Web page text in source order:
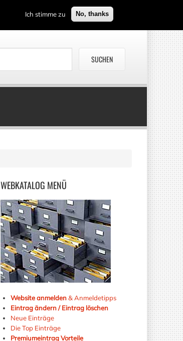
Ich stimme zu No, thanks
WEBKATALOG MENÜ
Website anmelden& Anmeldetipps
Eintrag ändern / Eintrag löschen
Neue Einträge
Die Top Einträge
Premiumeintrag Vorteile